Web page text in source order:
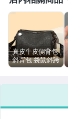
真皮牛皮側背包
斜背包 袋鼠斜跨
包斜背包寬頻圓
量洋氣女士斜背